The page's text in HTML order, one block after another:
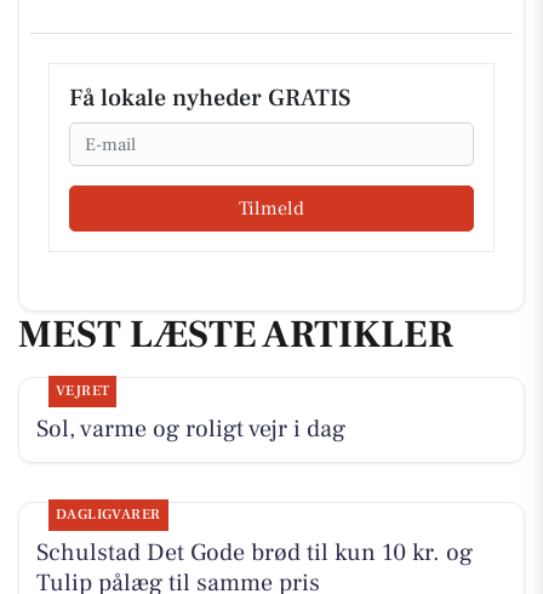
Få lokale nyheder GRATIS
Email
Tilmeld
MEST LÆSTE ARTIKLER
VEJRET
Sol, varme og roligt vejr i dag
DAGLIGVARER
Schulstad Det Gode brød til kun 10 kr. og
Tulip pålæg til samme pris